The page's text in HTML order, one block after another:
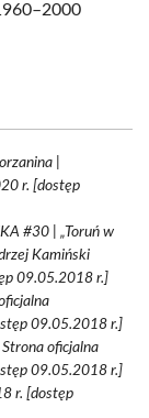
|
r. [dostęp
#30 | „Toruń w
Kamiński
09.05.2018 r.]
09.05.2018 r.]
oficjalna
09.05.2018 r.]
r. [dostęp